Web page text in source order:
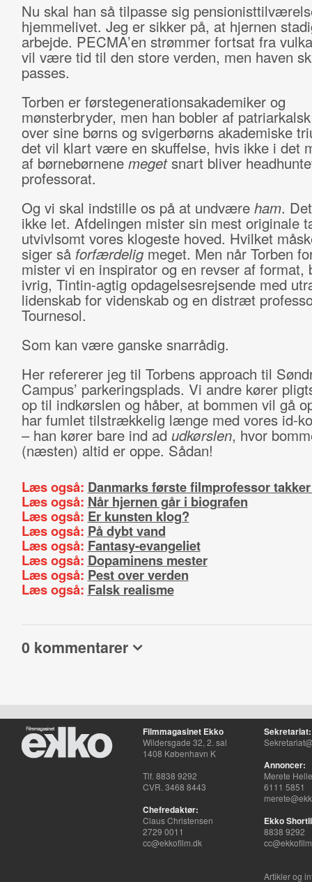
Nu skal han så tilpasse sig
hjemmelivet. Jeg er sikker på, at hjernen
arbejde. PECMA’en strømmer fortsat fra
vil være tid til den store verden, men haven
passes.
Torben er førstegenerationsakademiker og
mønsterbryder, men han bobler af
over sine børns og svigerbørns akademiske
det vil klart være en skuffelse, hvis ikke i det
af børnebørnene megetsnart bliver
professorat.
Og vi skal indstille os på at undvære ham.
ikke let. Afdelingen mister sin mest originale
utvivlsomt vores klogeste hoved. Hvilket
siger så forfærdeligmeget. Men når Torben
mister vi en inspirator og en revser af format,
ivrig, Tintin-agtig opdagelsesrejsende med
lidenskab for videnskab og en distræt
Tournesol.
Som kan være ganske snarrådig.
Her refererer jeg til Torbens approach til
Campus’ parkeringsplads. Vi andre kører
op til indkørslen og håber, at bommen vil gå
har fumlet tilstrækkelig længe med vores id-
– han kører bare ind ad udkørslen, hvor
(næsten) altid er oppe. Sådan!
Læs også: Danmarks første filmprofessor
Læs også: Når hjernen går i biografen
Læs også: Er kunsten klog?
Læs også: På dybt vand
Læs også: Fantasy-evangeliet
Læs også: Dopaminens mester
Læs også: Pest over verden
Læs også: Falsk realisme
0 kommentarer
Filmmagasinet Ekko
Wildersgade 32, 2. sal
1408 København K
Tlf. 8838 9292
CVR. 3468 8443
Chefredaktør:
Claus Christensen
2729 0011
cc@ekkofilm.dk
Sekretariat:
Annoncer:
Merete
6111 5851
Ekko
8838 9292
Artikler og